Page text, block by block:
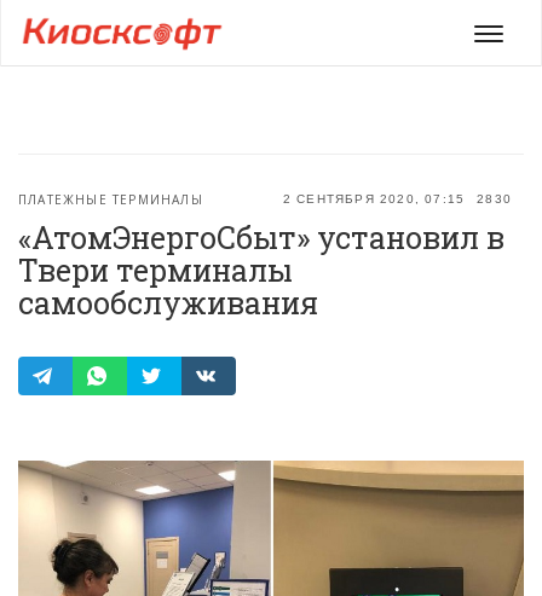
Меню
2 СЕНТЯБРЯ 2020, 07:15 2830
ПЛАТЕЖНЫЕ ТЕРМИНАЛЫ
«АтомЭнергоСбыт» установил в
Твери терминалы
самообслуживания